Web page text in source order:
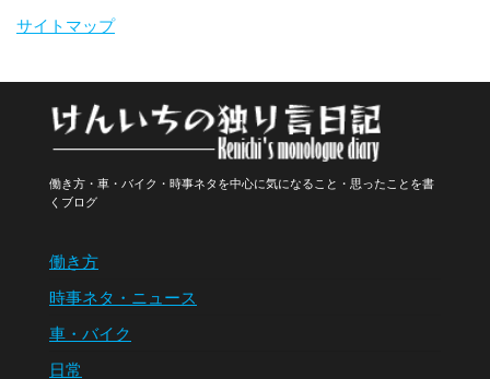
サイトマップ
働き方
時事ネタ・ニュース
車・バイク
日常
働き方・車・バイク・時事ネタを中心に気になること・思ったことを書
くブログ